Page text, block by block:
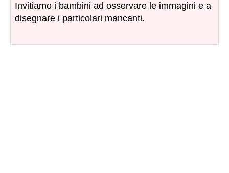
Invitiamo i bambini ad osservare le immagini e a
disegnare i particolari mancanti.